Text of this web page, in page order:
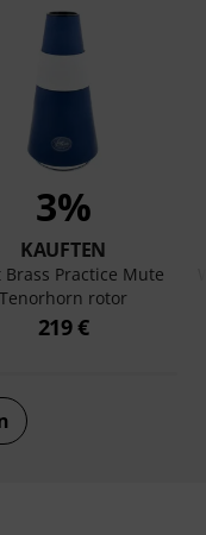
3%
KAUFTEN
Brass Practice Mute
Tenorhorn rotor
219 €